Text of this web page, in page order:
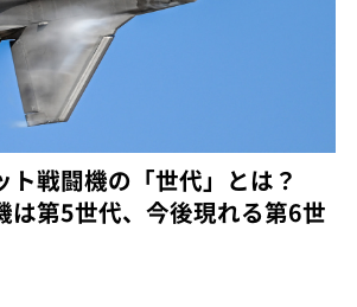
ト戦闘機の「世代」とは？
第5世代、今後現れる第6世